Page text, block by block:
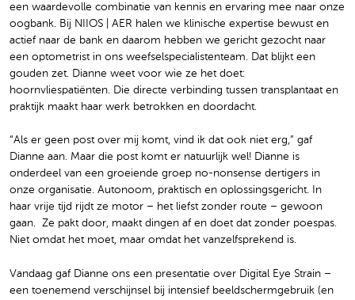
een waardevolle combinatie van kennis en ervaring mee naar onze
oogbank. Bij NIIOS | AER halen we klinische expertise bewust en
actief naar de bank en daarom hebben we gericht gezocht naar
een optometrist in ons weefselspecialistenteam. Dat blijkt een
gouden zet. Dianne weet voor wie ze het doet:
hoornvliespatiënten. Die directe verbinding tussen transplantaat en
praktijk maakt haar werk betrokken en doordacht.
“Als er geen post over mij komt, vind ik dat ook niet erg,” gaf
Dianne aan. Maar die post komt er natuurlijk wel! Dianne is
onderdeel van een groeiende groep no-nonsense dertigers in
onze organisatie. Autonoom, praktisch en oplossingsgericht. In
haar vrije tijd rijdt ze motor – het liefst zonder route – gewoon
gaan. ️ Ze pakt door, maakt dingen af en doet dat zonder poespas.
Niet omdat het moet, maar omdat het vanzelfsprekend is.
Vandaag gaf Dianne ons een presentatie over Digital Eye Strain –
een toenemend verschijnsel bij intensief beeldschermgebruik (en